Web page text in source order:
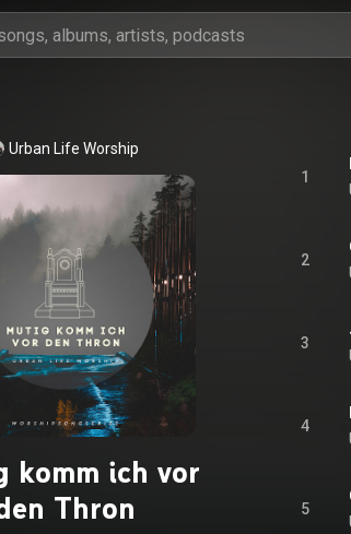
Urban Life Worship
komm ich vor
Thron
1
2
3
4
5